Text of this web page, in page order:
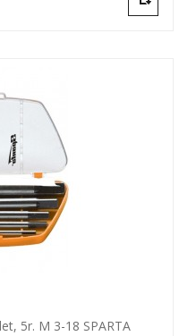
5r. M 3-18 SPARTA